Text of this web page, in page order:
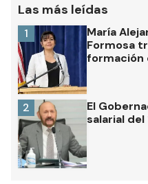
Las más leídas
María
Formosa
formación
1
El
salarial del
2